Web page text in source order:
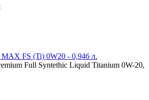
FS (Ti) 0W20 - 0,946 л.
Full Syntethic Liquid Titanium 0W-20,